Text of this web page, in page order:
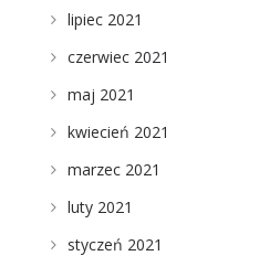
lipiec 2021
czerwiec 2021
maj 2021
kwiecień 2021
marzec 2021
luty 2021
styczeń 2021